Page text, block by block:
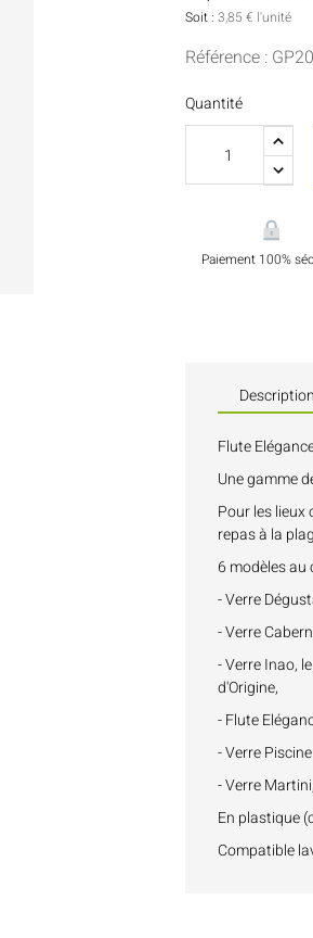
Sauces Et Condiments
Nappes Et Serviettes
Flacons Et Bouteilles
Soit : 3,85 € l'unité
Référence :
Quantité
Paiement 100%
Description
Flute
Une gamme
Pour les lieux
repas à la
6 modèles au
- Verre
- Verre
- Verre Inao,
d'Origine,
- Flute
- Verre
- Verre
En plastique
Compatible